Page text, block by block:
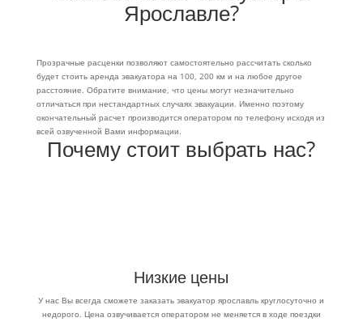
Ярославле?
Прозрачные расценки позволяют самостоятельно рассчитать сколько
будет стоить аренда эвакуатора на 100, 200 км и на любое другое
расстояние. Обратите внимание, что цены могут незначительно
отличаться при нестандартных случаях эвакуации. Именно поэтому
окончательный расчет производится оператором по телефону исходя из
всей озвученной Вами информации.
Почему стоит выбрать нас?
Низкие цены
У нас Вы всегда сможете заказатьэвакуатор ярославль круглосуточно и
недорого. Цена озвучивается оператором не меняется в ходе поездки